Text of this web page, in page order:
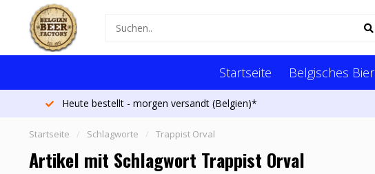
Startseite Belgisches Bier
Heute bestellt - morgen versandt (Belgien)*
Startseite / Schlagworte / Trappist Orval
Artikel mit Schlagwort Trappist Orval